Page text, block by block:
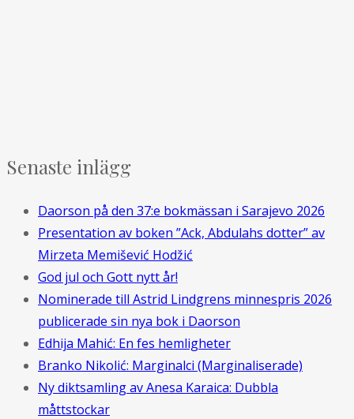
Senaste inlägg
Daorson på den 37:e bokmässan i Sarajevo 2026
Presentation av boken ”Ack, Abdulahs dotter” av
Mirzeta Memišević Hodžić
God jul och Gott nytt år!
Nominerade till Astrid Lindgrens minnespris 2026
publicerade sin nya bok i Daorson
Edhija Mahić: En fes hemligheter
Branko Nikolić: Marginalci (Marginaliserade)
Ny diktsamling av Anesa Karaica: Dubbla
måttstockar